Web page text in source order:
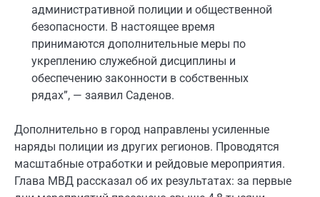
административной полиции и общественной
безопасности. В настоящее время
принимаются дополнительные меры по
укреплению служебной дисциплины и
обеспечению законности в собственных
рядах”, — заявил Саденов.
Дополнительно в город направлены усиленные
наряды полиции из других регионов. Проводятся
масштабные отработки и рейдовые мероприятия.
Глава МВД рассказал об их результатах: за первые